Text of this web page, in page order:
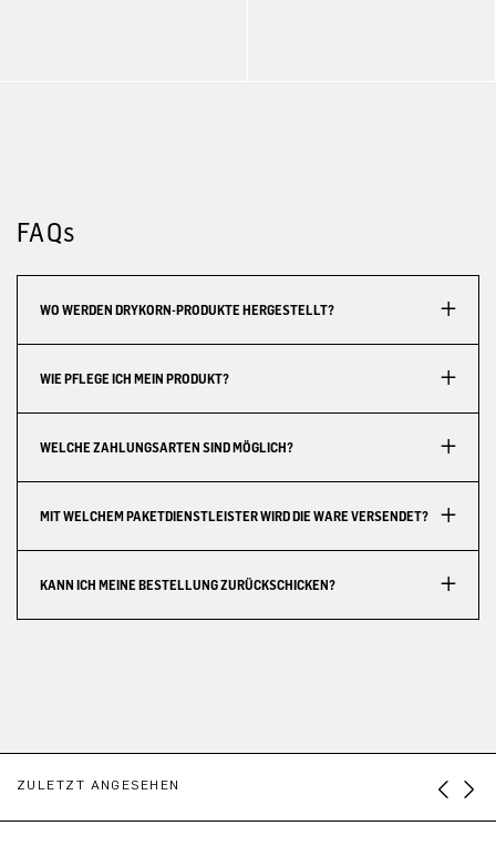
FAQs
WO WERDEN DRYKORN-PRODUKTE HERGESTELLT?
WIE PFLEGE ICH MEIN PRODUKT?
WELCHE ZAHLUNGSARTEN SIND MÖGLICH?
MIT WELCHEM PAKETDIENSTLEISTER WIRD DIE WARE VERSENDET?
KANN ICH MEINE BESTELLUNG ZURÜCKSCHICKEN?
ZULETZT ANGESEHEN